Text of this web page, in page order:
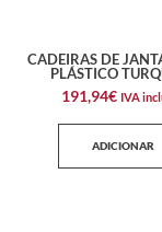
CADEIRAS DE
PLÁSTICO
191,94€ IVA
ADICIONAR